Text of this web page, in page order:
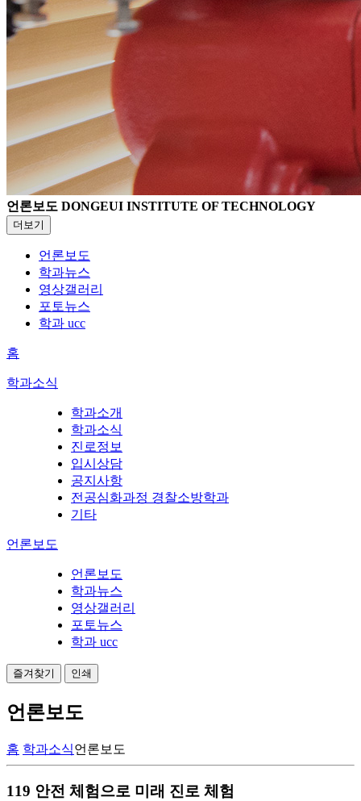
언론보도 DONGEUI INSTITUTE OF TECHNOLOGY
더보기
언론보도
학과뉴스
영상갤러리
포토뉴스
학과 ucc
홈
학과소식
학과소개
학과소식
진로정보
입시상담
공지사항
전공심화과정 경찰소방학과
기타
언론보도
언론보도
학과뉴스
영상갤러리
포토뉴스
학과 ucc
즐겨찾기 인쇄
언론보도
홈 학과소식언론보도
119 안전 체험으로 미래 진로 체험